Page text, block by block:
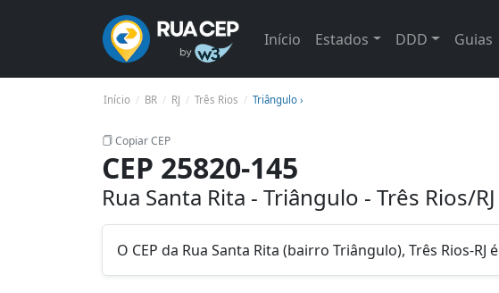
Início Estados DDD Guias
Início BR RJ Três Rios Triângulo ›
Copiar CEP
CEP 25820-145
Rua Santa Rita - Triângulo - Três Rios/RJ
O CEP da Rua Santa Rita (bairro Triângulo), Três Rios-RJ é